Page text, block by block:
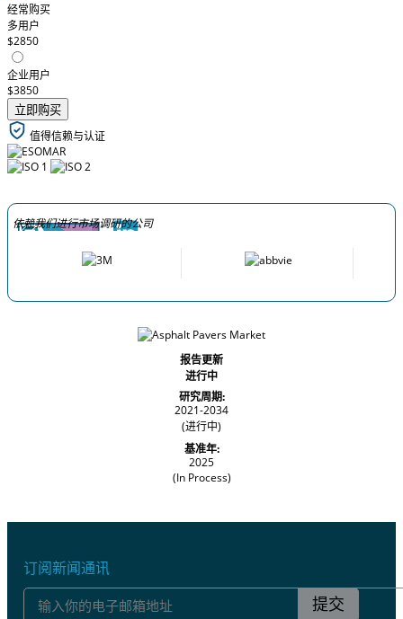
经常购买
多用户
$2850
企业用户
$3850
立即购买
值得信赖与认证
依赖我们进行市场调研的公司
报告更新
进行中
研究周期:
2021-2034
(进行中)
基准年:
2025
(In Process)
订阅新闻通讯
提交